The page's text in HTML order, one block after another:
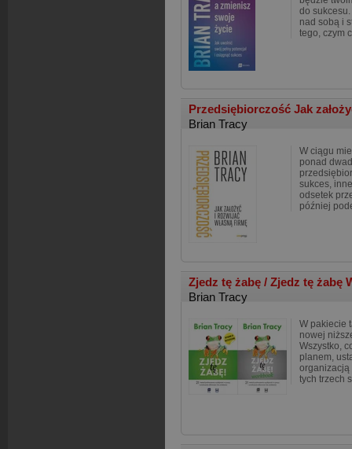
do
nad sobą i
tego, czym
Przedsiębiorczość Jak
Brian Tracy
W ciągu
ponad
sukces,
odsetek
później
Zjedz tę żabę / Zjedz tę żabę
Brian Tracy
W pakiecie
nowej
Wszystko,
planem,
organizacją
tych trzech s